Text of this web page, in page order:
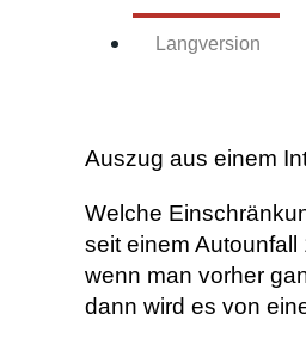
Langversion
Auszug aus einem
Welche
seit einem
wenn man vorher
dann wird es von